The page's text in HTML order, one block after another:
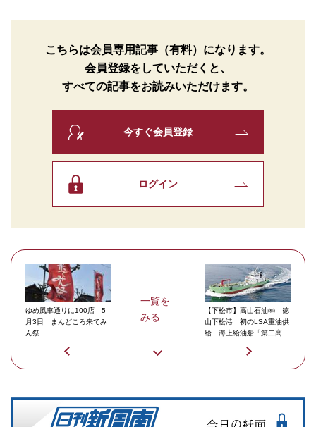
こちらは会員専用記事（有料）になります。
会員登録をしていただくと、
すべての記事をお読みいただけます。
今すぐ会員登録
ログイン
ゆめ風車通りに100店 5
月3日 まんどころ来てみ
ん祭
一覧を
みる
【下松市】高山石油㈱ 徳
山下松港 初のLSA重油供
給 海上給油船「第二高輝